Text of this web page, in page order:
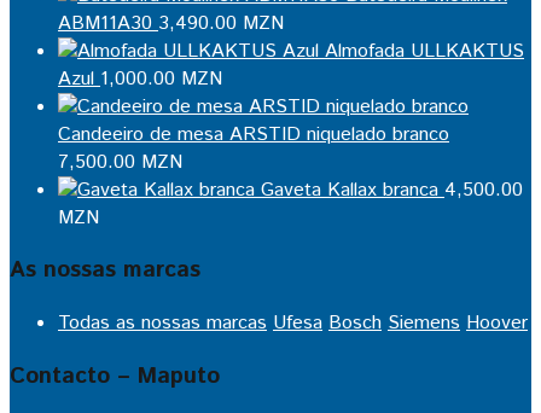
ABM11A30 3,490.00 MZN
Almofada ULLKAKTUS
Azul 1,000.00 MZN
Candeeiro de mesa ARSTID niquelado branco
7,500.00 MZN
Gaveta Kallax branca 4,500.00
MZN
As nossas marcas
Todas as nossas marcas Ufesa Bosch Siemens Hoover
Contacto – Maputo